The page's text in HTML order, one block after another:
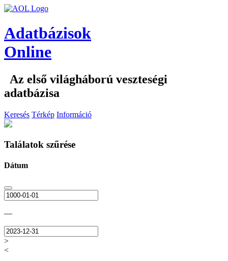
Adatbázisok
Online
Az első világháború veszteségi
adatbázisa
Keresés Térkép Információ
Találatok szűrése
Dátum
—
>
<